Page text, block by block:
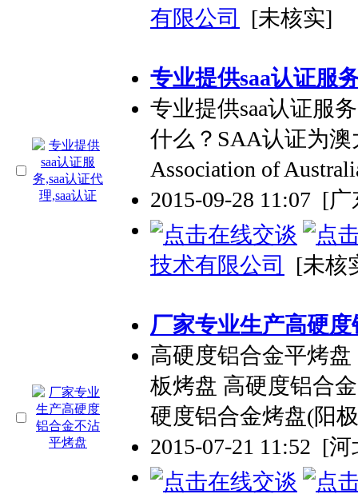
有限公司 [未核实]
专业提供saa认证服
专业提供saa认证服
什么？SAA认证为澳
Association of
2015-09-28 11:07 [广
技术有限公司 [未核
厂家专业生产高硬
高硬度铝合金平烤
板烤盘 高硬度铝合
硬度铝合金烤盘(阳
2015-07-21 11:52 [河